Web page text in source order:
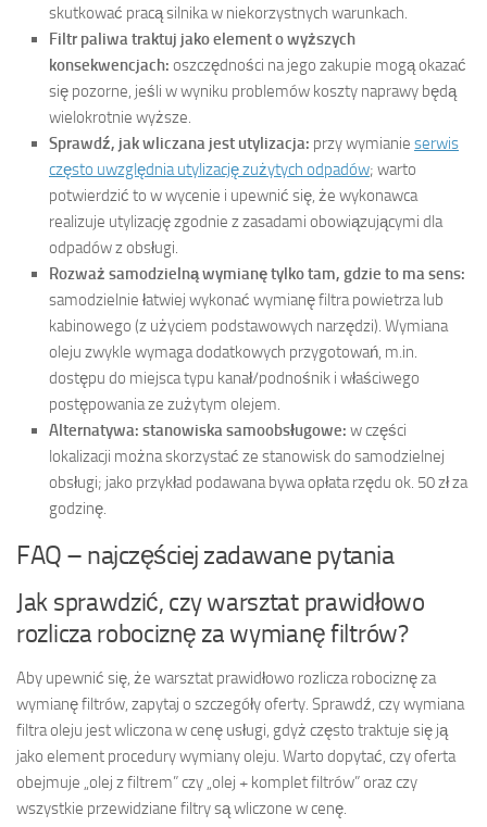
skutkować pracą silnika w niekorzystnych warunkach.
Filtr paliwa traktuj jako element o wyższych
konsekwencjach: oszczędności na jego zakupie mogą okazać
się pozorne, jeśli w wyniku problemów koszty naprawy będą
wielokrotnie wyższe.
Sprawdź, jak wliczana jest utylizacja: przy wymianie serwis
często uwzględnia utylizację zużytych odpadów; warto
potwierdzić to w wycenie i upewnić się, że wykonawca
realizuje utylizację zgodnie z zasadami obowiązującymi dla
odpadów z obsługi.
Rozważ samodzielną wymianę tylko tam, gdzie to ma sens:
samodzielnie łatwiej wykonać wymianę filtra powietrza lub
kabinowego (z użyciem podstawowych narzędzi). Wymiana
oleju zwykle wymaga dodatkowych przygotowań, m.in.
dostępu do miejsca typu kanał/podnośnik i właściwego
postępowania ze zużytym olejem.
Alternatywa: stanowiska samoobsługowe: w części
lokalizacji można skorzystać ze stanowisk do samodzielnej
obsługi; jako przykład podawana bywa opłata rzędu ok. 50 zł za
godzinę.
FAQ – najczęściej zadawane pytania
Jak sprawdzić, czy warsztat prawidłowo
rozlicza robociznę za wymianę filtrów?
Aby upewnić się, że warsztat prawidłowo rozlicza robociznę za
wymianę filtrów, zapytaj o szczegóły oferty. Sprawdź, czy wymiana
filtra oleju jest wliczona w cenę usługi, gdyż często traktuje się ją
jako element procedury wymiany oleju. Warto dopytać, czy oferta
obejmuje „olej z filtrem” czy „olej + komplet filtrów” oraz czy
wszystkie przewidziane filtry są wliczone w cenę.